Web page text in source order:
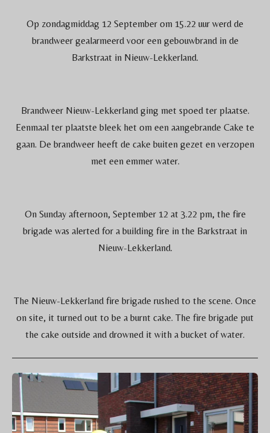
Op zondagmiddag 12 September om 15.22 uur werd de
brandweer gealarmeerd voor een gebouwbrand in de
Barkstraat in Nieuw-Lekkerland.
Brandweer Nieuw-Lekkerland ging met spoed ter plaatse.
Eenmaal ter plaatste bleek het om een aangebrande Cake te
gaan. De brandweer heeft de cake buiten gezet en verzopen
met een emmer water.
On Sunday afternoon, September 12 at 3.22 pm, the fire
brigade was alerted for a building fire in the Barkstraat in
Nieuw-Lekkerland.
The Nieuw-Lekkerland fire brigade rushed to the scene. Once
on site, it turned out to be a burnt cake. The fire brigade put
the cake outside and drowned it with a bucket of water.